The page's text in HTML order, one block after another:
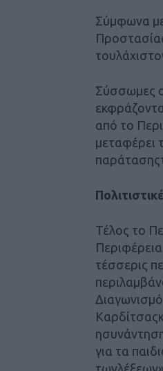
Σύμφωνα με
Σύσσωμες
από το
μεταφέρει
Τέλος το
τέσσερις
για τα